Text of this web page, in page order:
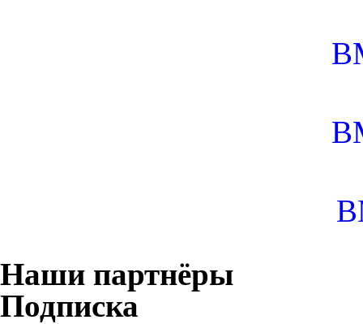
Наши партнёры
Подписка